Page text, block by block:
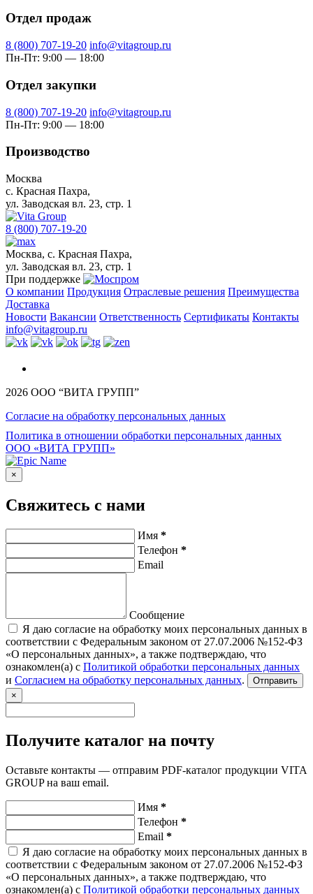
Отдел продаж
8 (800) 707-19-20 info@vitagroup.ru
Пн-Пт: 9:00 — 18:00
Отдел закупки
8 (800) 707-19-20 info@vitagroup.ru
Пн-Пт: 9:00 — 18:00
Производство
Москва
с. Красная Пахра,
ул. Заводская вл. 23, стр. 1
8 (800) 707-19-20
Москва, с. Красная Пахра,
ул. Заводская вл. 23, стр. 1
При поддержке
О компании Продукция Отраслевые решения Преимущества
Доставка
Новости Вакансии Ответственность Сертификаты Контакты
info@vitagroup.ru
2026 ООО “ВИТА ГРУПП”
Согласие на обработку персональных данных
Политика в отношении обработки персональных данных
ООО «ВИТА ГРУПП»
×
Свяжитесь с нами
Имя *
Телефон *
Email
Сообщение
Я даю согласие на обработку моих персональных данных в
соответствии с Федеральным законом от 27.07.2006 №152-ФЗ
«О персональных данных», а также подтверждаю, что
ознакомлен(а) с Политикой обработки персональных данных
и Согласием на обработку персональных данных.
Отправить
×
Получите каталог на почту
Оставьте контакты — отправим PDF-каталог продукции VITA
GROUP на ваш email.
Имя *
Телефон *
Email *
Я даю согласие на обработку моих персональных данных в
соответствии с Федеральным законом от 27.07.2006 №152-ФЗ
«О персональных данных», а также подтверждаю, что
ознакомлен(а) с Политикой обработки персональных данных